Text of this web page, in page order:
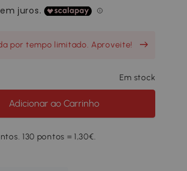
por tempo limitado. Aproveite!
Em stock
Adicionar ao Carrinho
130 pontos = 1,30€.